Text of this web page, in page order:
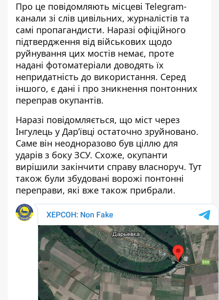
Про це повідомляють місцеві Telegram-
канали зі слів цивільних, журналістів та
самі пропагандисти. Наразі офіційного
підтвердження від військових щодо
руйнування цих мостів немає, проте
надані фотоматеріали доводять їх
непридатність до використання. Серед
іншого, є дані і про зникнення понтонних
переправ окупантів.
Наразі повідомляється, що міст через
Інгулець у Дар’ївці остаточно зруйновано.
Саме він неодноразово був ціллю для
ударів з боку ЗСУ. Схоже, окупанти
вирішили закінчити справу власноруч. Тут
також були збудовані ворожі понтонні
переправи, які вже також прибрали.